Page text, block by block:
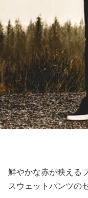
鮮やかな赤が映える
スウェットパンツの